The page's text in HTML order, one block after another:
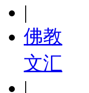
|
佛教
文汇
|